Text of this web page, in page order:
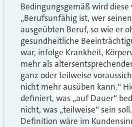
Bedingungsgemäß wird
„Berufsunfähig ist, wer
ausgeübten Beruf, so wie er
gesundheitliche
war, infolge Krankheit,
mehr als
ganz oder teilweise
nicht mehr ausüben kann.“
definiert, was „auf Dauer“
nicht, was „teilweise“ sein
Definition wäre im